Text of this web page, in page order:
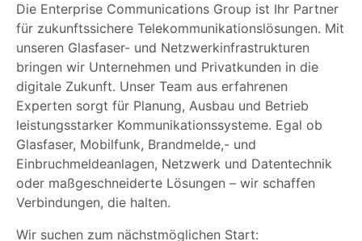
Die Enterprise Communications Group ist Ihr Partner
für zukunftssichere Telekommunikationslösungen. Mit
unseren Glasfaser- und Netzwerkinfrastrukturen
bringen wir Unternehmen und Privatkunden in die
digitale Zukunft. Unser Team aus erfahrenen
Experten sorgt für Planung, Ausbau und Betrieb
leistungsstarker Kommunikationssysteme. Egal ob
Glasfaser, Mobilfunk, Brandmelde,- und
Einbruchmeldeanlagen, Netzwerk und Datentechnik
oder maßgeschneiderte Lösungen – wir schaffen
Verbindungen, die halten.
Wir suchen zum nächstmöglichen Start: